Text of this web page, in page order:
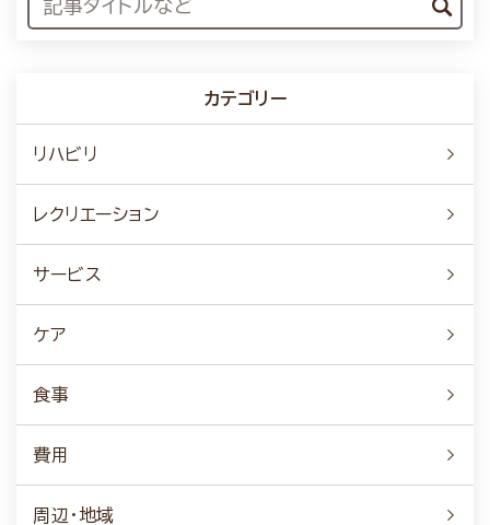
カテゴリー
リハビリ
レクリエーション
サービス
ケア
食事
費用
周辺・地域